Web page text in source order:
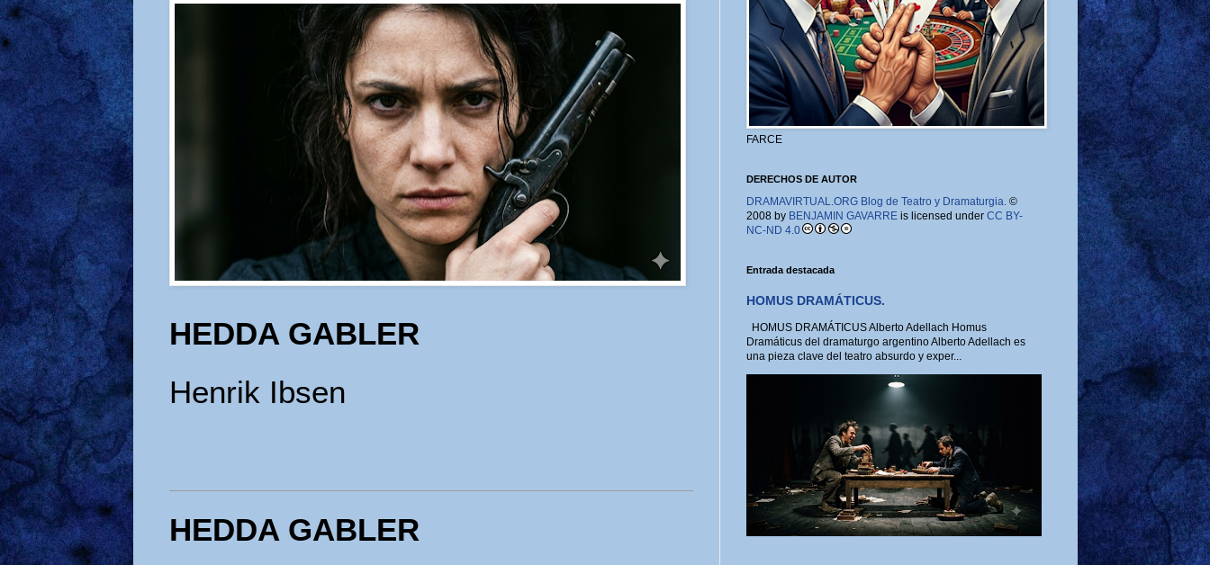
HEDDA GABLER
Henrik Ibsen
HEDDA GABLER
FARCE
DERECHOS DE AUTOR
DRAMAVIRTUAL.ORG Blog de Teatro y Dramaturgia.©
2008 by BENJAMIN GAVARREis licensed under CC BY-
NC-ND 4.0
Entrada destacada
HOMUS DRAMÁTICUS.
HOMUS DRAMÁTICUS Alberto Adellach Homus
Dramáticus del dramaturgo argentino Alberto Adellach es
una pieza clave del teatro absurdo y exper...